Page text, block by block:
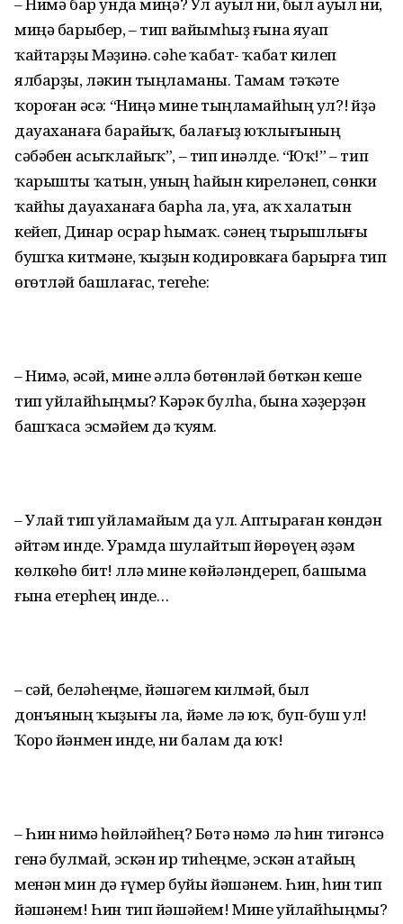
миңә барыбер, – тип вайымһыҙ ғына яуап
ҡайтарҙы Мәҙинә. Әсәһе ҡабат- ҡабат килеп
ялбарҙы, ләкин тыңламаны. Тамам тәҡәте
ҡороған әсә: “Ниңә мине тыңламайһың ул?! Әйҙә
дауаханаға барайыҡ, балағыҙ юҡлығының
сәбәбен асыҡлайыҡ”, – тип инәлде. “Юҡ!” – тип
ҡарышты ҡатын, уның һайын киреләнеп, сөнки
ҡайһы дауаханаға барһа ла, уға, аҡ халатын
кейеп, Динар осрар һымаҡ. Әсәнең тырышлығы
бушҡа китмәне, ҡыҙын кодировкаға барырға тип
өгөтләй башлағас, тегеһе:
– Нимә, әсәй, мине әллә бөтөнләй бөткән кеше
тип уйлайһыңмы? Кәрәк булһа, бына хәҙерҙән
башҡаса эсмәйем дә ҡуям.
– Улай тип уйламайым да ул. Аптыраған көндән
әйтәм инде. Урамда шулайтып йөрөүең әҙәм
көлкөһө бит! Әллә мине көйәләндереп, башыма
ғына етерһең инде…
– Әсәй, беләһеңме, йәшәгем килмәй, был
донъяның ҡыҙығы ла, йәме лә юҡ, буп-буш ул!
Ҡоро йәнмен инде, ни балам да юҡ!
– Һин нимә һөйләйһең? Бөтә нәмә лә һин тигәнсә
генә булмай, эскән ир тиһеңме, эскән атайың
менән мин дә ғүмер буйы йәшәнем. Һин, һин тип
йәшәнем! Һин тип йәшәйем! Мине уйлайһыңмы?